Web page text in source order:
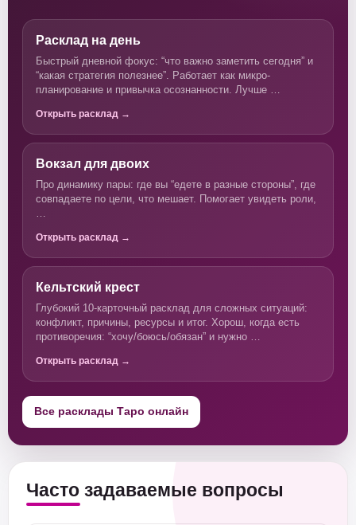
Расклад на день
Быстрый дневной фокус: “что важно заметить сегодня” и
“какая стратегия полезнее”. Работает как микро-
планирование и привычка осознанности. Лучше …
Открыть расклад →
Вокзал для двоих
Про динамику пары: где вы “едете в разные стороны”, где
совпадаете по цели, что мешает. Помогает увидеть роли,
…
Открыть расклад →
Кельтский крест
Глубокий 10-карточный расклад для сложных ситуаций:
конфликт, причины, ресурсы и итог. Хорош, когда есть
противоречия: “хочу/боюсь/обязан” и нужно …
Открыть расклад →
Все расклады Таро онлайн
Часто задаваемые вопросы